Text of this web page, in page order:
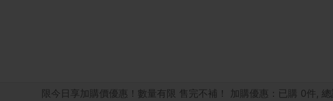
限今日享加購價優惠！數量有限 售完不補！ 加購優惠：已購 0件, 總